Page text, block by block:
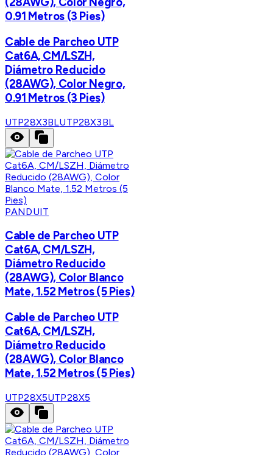
0.91 Metros (3 Pies)
Cable de Parcheo UTP
Cat6A, CM/LSZH,
Diámetro Reducido
(28AWG), Color Negro,
0.91 Metros (3 Pies)
UTP28X3BLUTP28X3BL
PANDUIT
Cable de Parcheo UTP
Cat6A, CM/LSZH,
Diámetro Reducido
(28AWG), Color Blanco
Mate, 1.52 Metros (5 Pies)
Cable de Parcheo UTP
Cat6A, CM/LSZH,
Diámetro Reducido
(28AWG), Color Blanco
Mate, 1.52 Metros (5 Pies)
UTP28X5UTP28X5